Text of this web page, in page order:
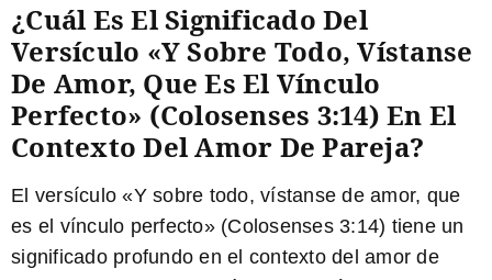
¿Cuál Es El Significado Del
Versículo «Y Sobre Todo, Vístanse
De Amor, Que Es El Vínculo
Perfecto» (Colosenses 3:14) En El
Contexto Del Amor De Pareja?
El versículo «Y sobre todo, vístanse de amor, que
es el vínculo perfecto» (Colosenses 3:14) tiene un
significado profundo en el contexto del amor de